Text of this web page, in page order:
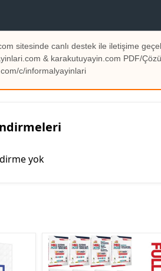
sitesinde canlı destek ile iletişime
& karakutuyayin.com PDF/
c/informalyayinlari
yok